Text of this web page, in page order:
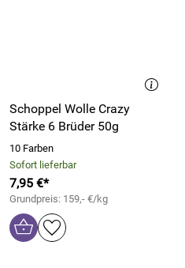
Schoppel Wolle Crazy
Stärke 6 Brüder 50g
10 Farben
Sofort lieferbar
7,95 €*
Grundpreis: 159,- €/kg